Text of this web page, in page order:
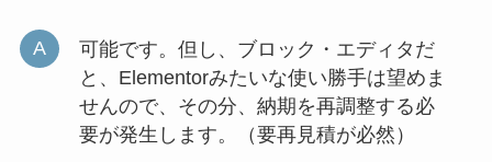
可能です。但し、ブロック・エディタだ
と、Elementorみたいな使い勝手は望めま
せんので、その分、納期を再調整する必
要が発生します。（要再見積が必然）